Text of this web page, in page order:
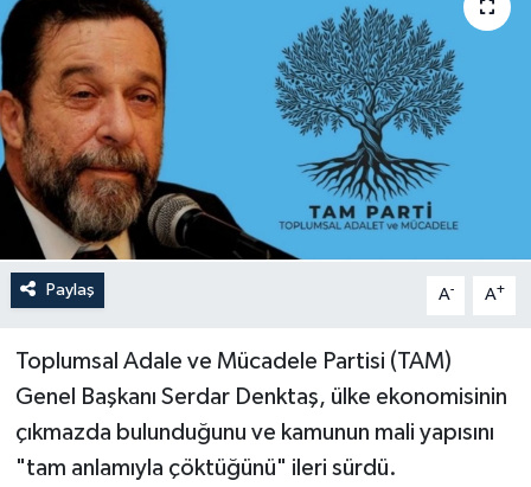
Paylaş A- A+
Toplumsal Adale ve Mücadele Partisi (TAM)
Genel Başkanı Serdar Denktaş, ülke ekonomisinin
çıkmazda bulunduğunu ve kamunun mali yapısını
"tam anlamıyla çöktüğünü" ileri sürdü.